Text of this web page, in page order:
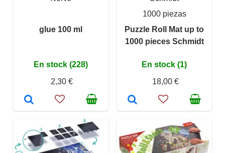
glue 100 ml
En stock (228)
2,30 €
1000 piezas
Puzzle Roll Mat up to
1000 pieces Schmidt
En stock (1)
18,00 €